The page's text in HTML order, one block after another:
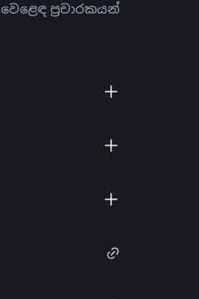
වෙළෙඳ ප්‍රචාරකයන්